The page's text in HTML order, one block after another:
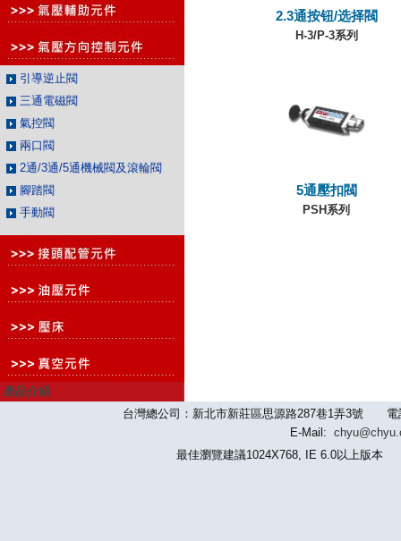
引導逆止閥
三通電磁閥
氣控閥
兩口閥
2通/3通/5通機械閥及滾輪閥
腳踏閥
手動閥
產品介紹
2.3通按钮/选择閥
H-3/P-3系列
5通壓扣閥
PSH系列
台灣總公司：新北市新莊區思源路287巷1弄3號
E-Mail:
最佳瀏覽建議1024X768, IE 6.0以上版本